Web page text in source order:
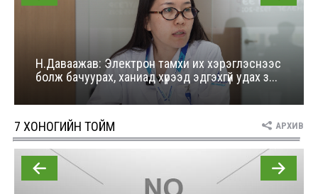
Нийслэлийн ИТХ-аар “Сэлбэ ухаалаг хот”,
агаарын бохирдол зэрэг асуудлыг хэлэлцэж ...
2026 оны 8 сарын 06
БИЧЛЭГ: Завьт эргүүлүүд голд живж байсан иргэнийг
аврав
2026 оны 8 сарын 06
Нэгдүгээр хорооллын арын автозамыг өнөөдөр
Н.Даваажав: Электрон тамхи их хэрэглэснээс
болж бачуурах, ханиад хүрээд эдгэхгүй удах з...
7 ХОНОГИЙН ТОЙМ АРХИВ